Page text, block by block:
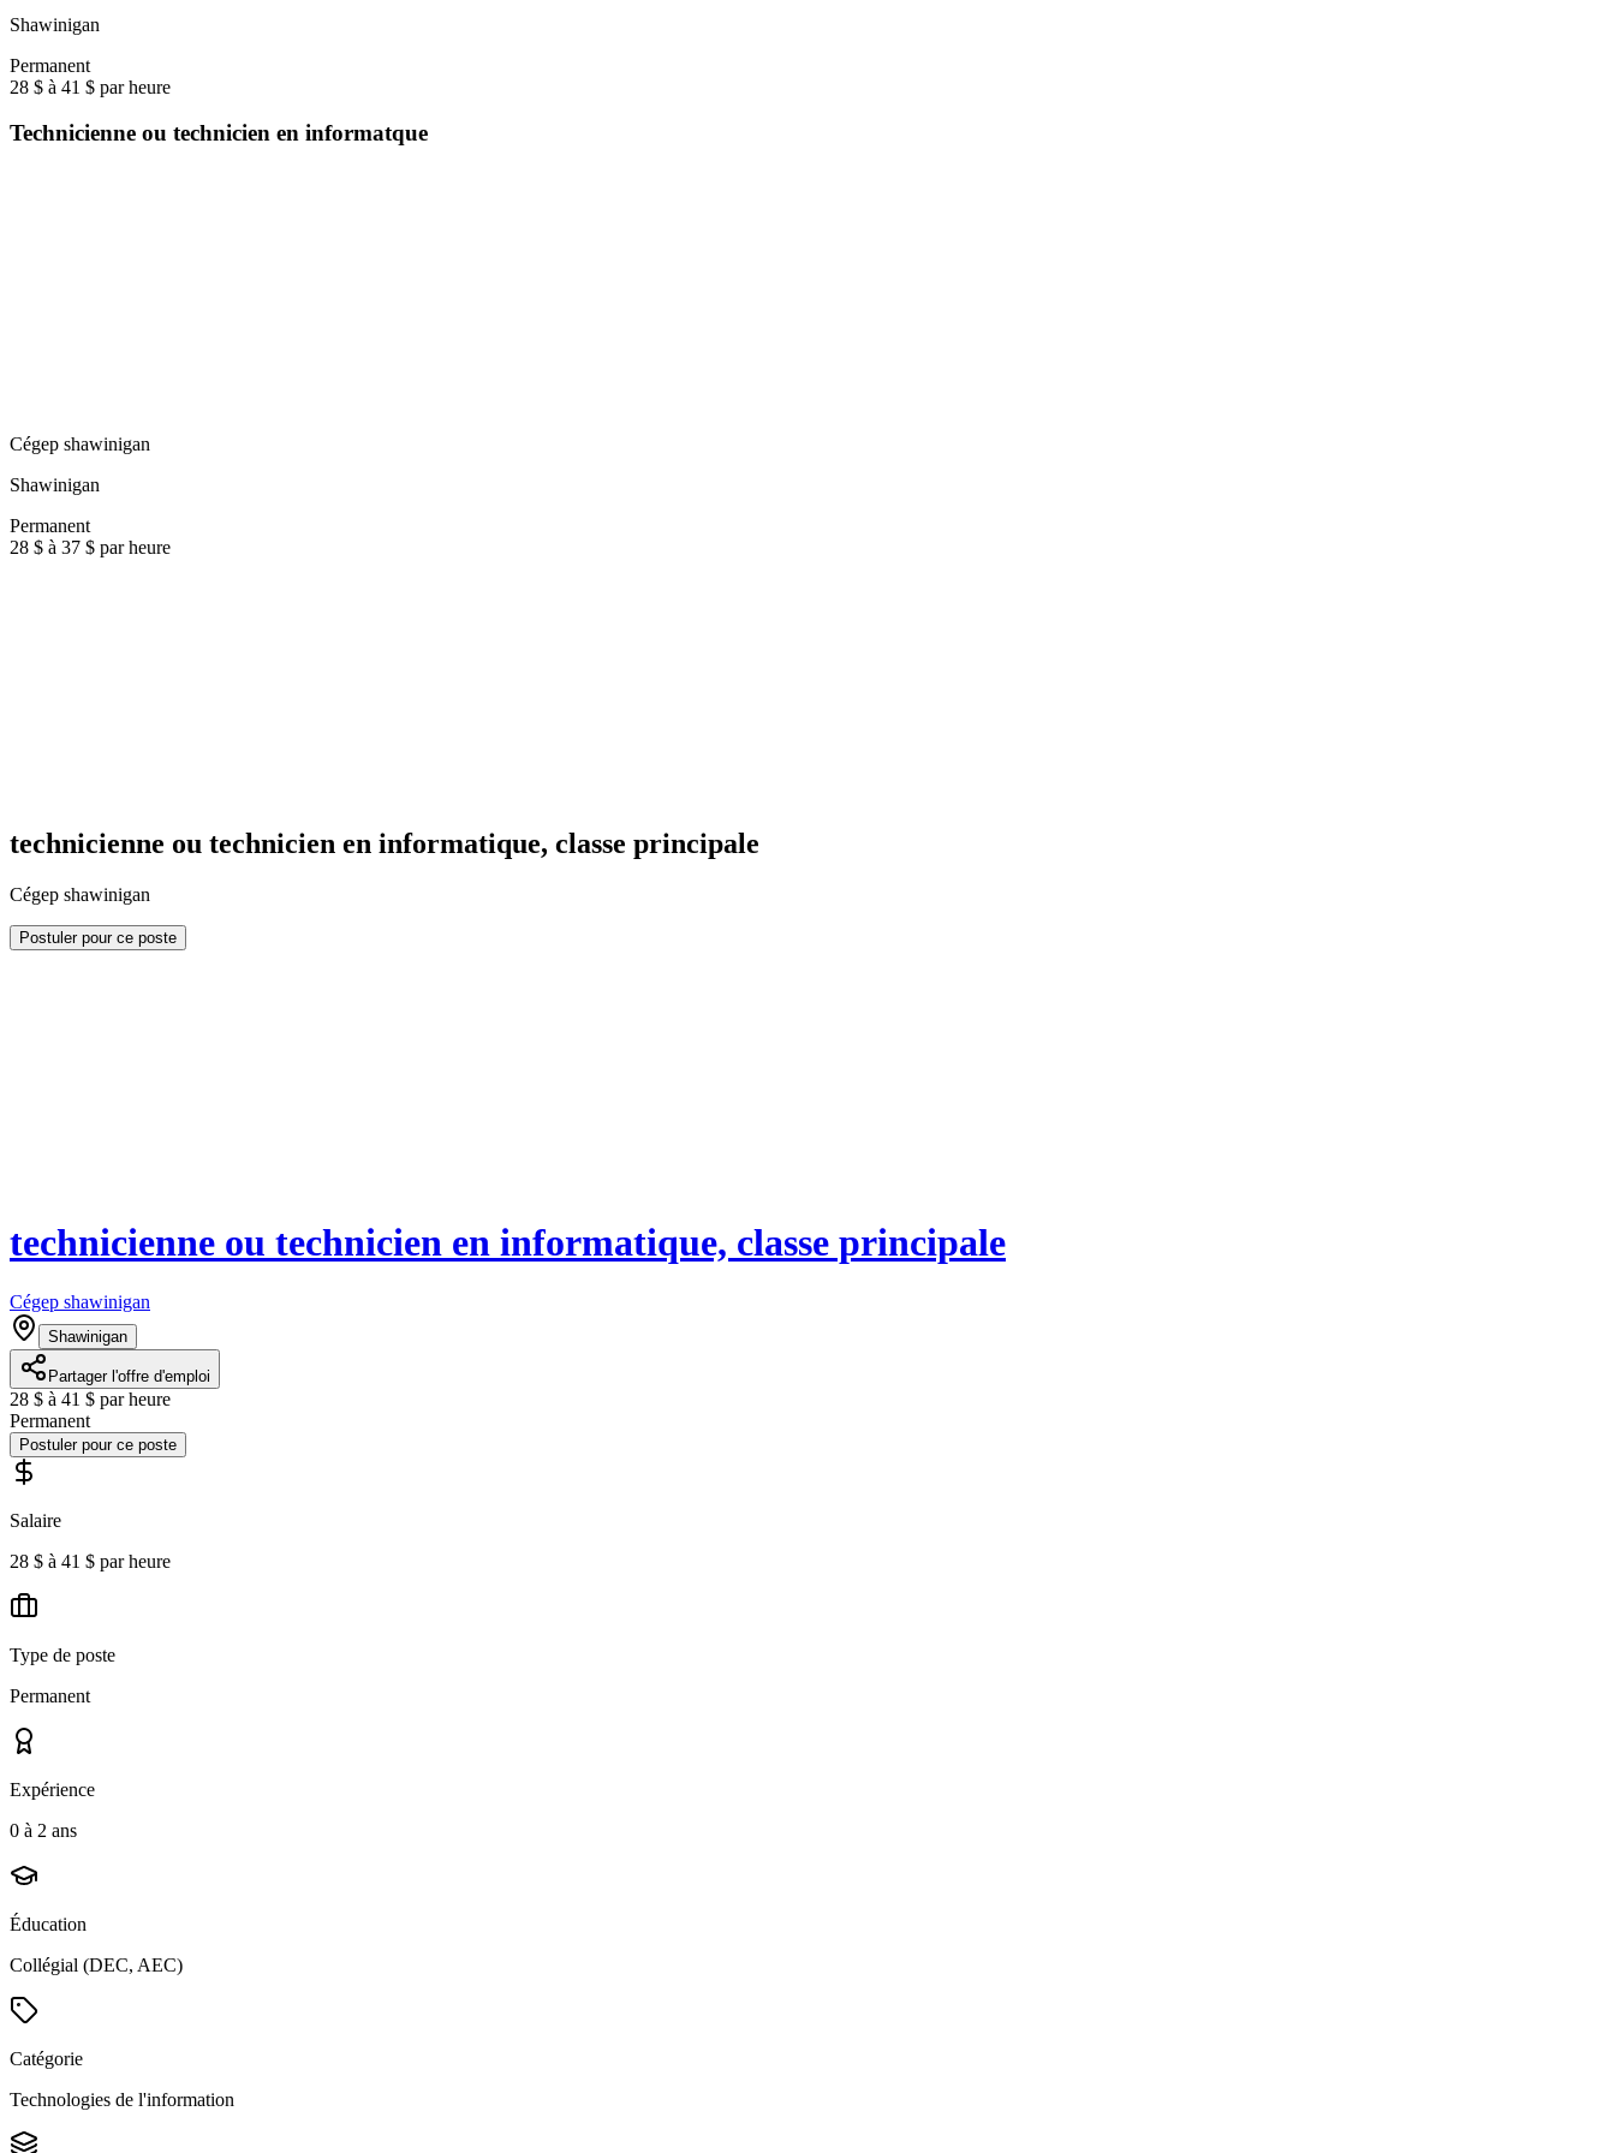
Shawinigan
Permanent
28 $ à 41 $ par heure
Technicienne ou technicien en informatque
Cégep shawinigan
Shawinigan
Permanent
28 $ à 37 $ par heure
technicienne ou technicien en informatique, classe principale
Cégep shawinigan
Postuler pour ce poste
technicienne ou technicien en informatique, classe principale
Cégep shawinigan
Shawinigan
Partager l'offre d'emploi
28 $ à 41 $ par heure
Permanent
Postuler pour ce poste
Salaire
28 $ à 41 $ par heure
Type de poste
Permanent
Expérience
0 à 2 ans
Éducation
Collégial (DEC, AEC)
Catégorie
Technologies de l'information